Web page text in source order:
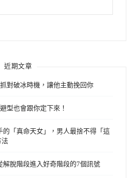
近期文章
對破冰時機，讓他主動挽回你
型也會跟你定下來！
的「真命天女」，男人最捨不得「這
法
解脫階段進入好奇階段的7個訊號